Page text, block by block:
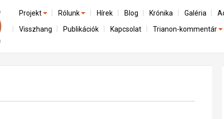
Projekt
Előzmények
Az összeomlás és a magyar társadalom
Utókor és emlékezet
Rólunk
A kutatócsoport működéséről
Hírek Blog Krónika Galéria
Visszhang Publikációk Kapcsolat Trianon-kommentár